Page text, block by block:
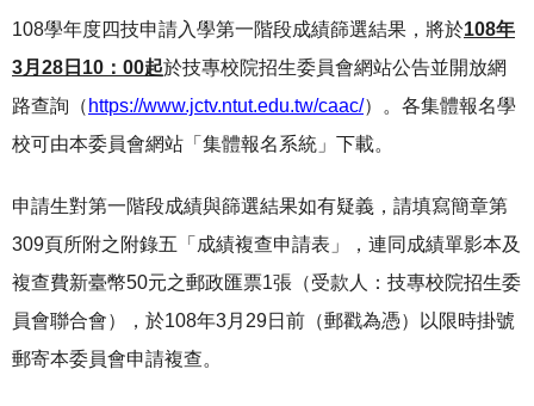
108學年度四技申請入學第一階段成績篩選結果，將於108年
3月28日10：00起於技專校院招生委員會網站公告並開放網
路查詢（ https://www.jctv.ntut.edu.tw/caac/）。各集體報名學
校可由本委員會網站「集體報名系統」下載。
申請生對第一階段成績與篩選結果如有疑義，請填寫簡章第
309頁所附之附錄五「成績複查申請表」，連同成績單影本及
複查費新臺幣50元之郵政匯票1張（受款人：技專校院招生委
員會聯合會），於108年3月29日前（郵戳為憑）以限時掛號
郵寄本委員會申請複查。